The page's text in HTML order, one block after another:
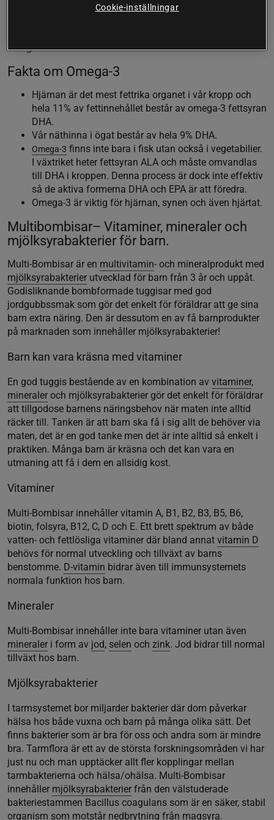
Tuggkapslarna är formade som fiskar vilket gör det extra
omega-3.
Fakta om Omega-3
Hjärnan är det mest fettrika organet i vår kropp och
hela 11% av fettinnehållet består av omega-3 fettsyran
DHA.
Vår näthinna i ögat består av hela 9% DHA.
Omega-3 finns inte bara i fisk utan också i vegetabilier.
I växtriket heter fettsyran ALA och måste omvandlas
till DHA i kroppen. Denna process är dock inte effektiv
så de aktiva formerna DHA och EPA är att föredra.
Omega-3 är viktig för hjärnan, synen och även hjärtat.
Multibombisar– Vitaminer, mineraler och
mjölksyrabakterier för barn.
Multi-Bombisar är en multivitamin- och mineralprodukt med
mjölksyrabakterier utvecklad för barn från 3 år och uppåt.
Godisliknande bombformade tuggisar med god
jordgubbssmak som gör det enkelt för föräldrar att ge sina
barn extra näring. Den är dessutom en av få barnprodukter
på marknaden som innehåller mjölksyrabakterier!
Barn kan vara kräsna med vitaminer
En god tuggis bestående av en kombination av vitaminer,
mineraler och mjölksyrabakterier gör det enkelt för föräldrar
att tillgodose barnens näringsbehov när maten inte alltid
räcker till. Tanken är att barn ska få i sig allt de behöver via
maten, det är en god tanke men det är inte alltid så enkelt i
praktiken. Många barn är kräsna och det kan vara en
utmaning att få i dem en allsidig kost.
Vitaminer
Multi-Bombisar innehåller vitamin A, B1, B2, B3, B5, B6,
biotin, folsyra, B12, C, D och E. Ett brett spektrum av både
vatten- och fettlösliga vitaminer där bland annat vitamin D
behövs för normal utveckling och tillväxt av barns
benstomme. D-vitamin bidrar även till immunsystemets
normala funktion hos barn.
Mineraler
Multi-Bombisar innehåller inte bara vitaminer utan även
mineraler i form av jod, selen och zink. Jod bidrar till normal
tillväxt hos barn.
Mjölksyrabakterier
I tarmsystemet bor miljarder bakterier där dom påverkar
hälsa hos både vuxna och barn på många olika sätt. Det
finns bakterier som är bra för oss och andra som är mindre
bra. Tarmflora är ett av de största forskningsområden vi har
just nu och man upptäcker allt fler kopplingar mellan
tarmbakterierna och hälsa/ohälsa. Multi-Bombisar
innehåller mjölksyrabakterier från den välstuderade
bakteriestammen Bacillus coagulans som är en säker, stabil
organism som motstår nedbrytning från magsyra.
Cookie-inställningar